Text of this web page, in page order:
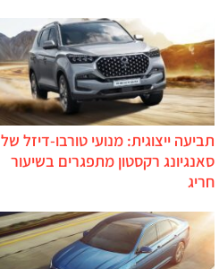
תביעה ייצוגית: מנועי טורבו-דיזל של
סאנגיונג רקסטון מתפגרים בשיעור
חריג